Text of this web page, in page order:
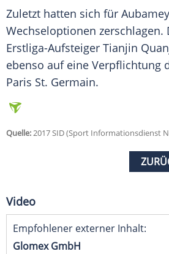
Zuletzt hatten sich für
Wechseloptionen zerschlagen.
Erstliga-Aufsteiger Tianjin
ebenso auf eine Verpflichtung
Paris St. Germain.
Quelle:2017 SID (Sport Informationsdienst
Video
Empfohlener externer Inhalt:
Glomex GmbH